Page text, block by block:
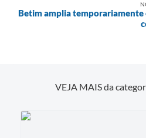
Betim amplia temporariamente
VEJA MAIS da